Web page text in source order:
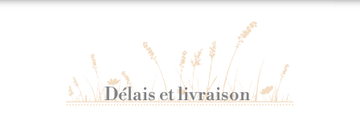
Délais et livraison